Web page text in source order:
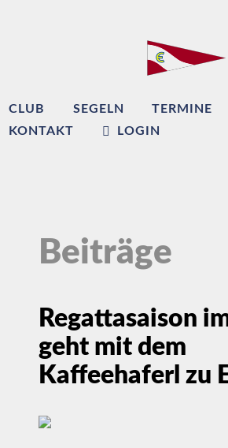
CLUB SEGELN TERMINE
KONTAKT
LOGIN
Beiträge
Regattasaison
geht mit dem
Kaffeehaferl zu